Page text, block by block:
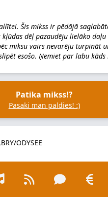
Šis mikss ir pēdājā
dēļ pazaudēju lielāko daļu
miksu vairs nevarēju turpināt
esošo. Ņemiet par labu kāds
Patika mikss!?
Pasaki man paldies! :)
ODYSEE